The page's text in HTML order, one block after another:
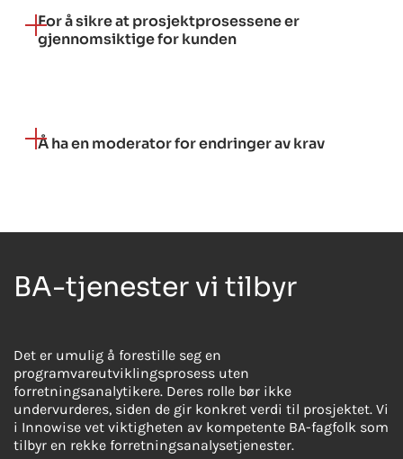
For å sikre at prosjektprosessene er
gjennomsiktige for kunden
Å ha en moderator for endringer av krav
BA-tjenester vi tilbyr
Det er umulig å forestille seg en
programvareutviklingsprosess uten
forretningsanalytikere. Deres rolle bør ikke
undervurderes, siden de gir konkret verdi til prosjektet. Vi
i Innowise vet viktigheten av kompetente BA-fagfolk som
tilbyr en rekke forretningsanalysetjenester.